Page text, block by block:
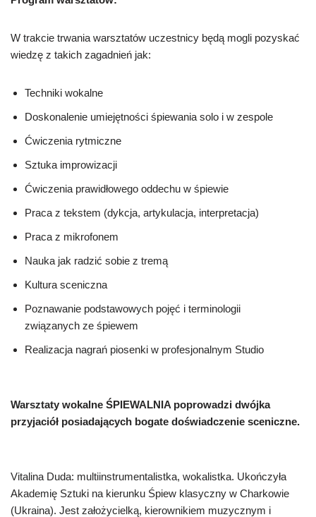
W trakcie trwania warsztatów uczestnicy będą mogli pozyskać
wiedzę z takich zagadnień jak:
Techniki wokalne
Doskonalenie umiejętności śpiewania solo i w zespole
Ćwiczenia rytmiczne
Sztuka improwizacji
Ćwiczenia prawidłowego oddechu w śpiewie
Praca z tekstem (dykcja, artykulacja, interpretacja)
Praca z mikrofonem
Nauka jak radzić sobie z tremą
Kultura sceniczna
Poznawanie podstawowych pojęć i terminologii
związanych ze śpiewem
Realizacja nagrań piosenki w profesjonalnym Studio
Warsztaty wokalne ŚPIEWALNIA poprowadzi dwójka
przyjaciół posiadających bogate doświadczenie sceniczne.
Vitalina Duda: multiinstrumentalistka, wokalistka. Ukończyła
Akademię Sztuki na kierunku Śpiew klasyczny w Charkowie
(Ukraina). Jest założycielką, kierownikiem muzycznym i